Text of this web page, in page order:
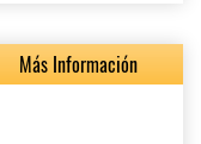
Más Información